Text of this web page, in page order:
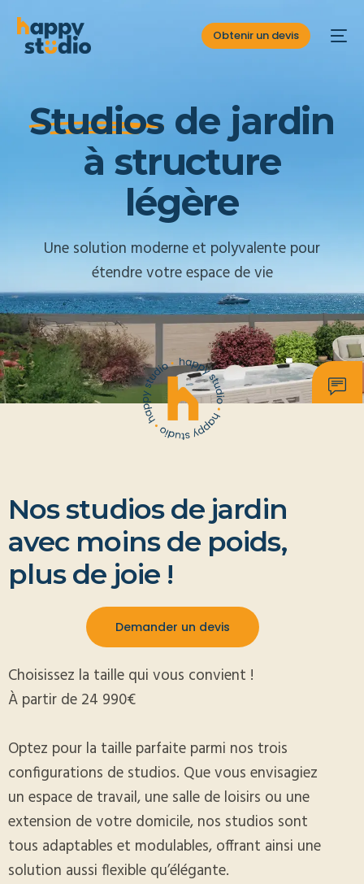
Obtenir un devis
Studios de jardin
à structure
légère
Une solution moderne et polyvalente pour
étendre votre espace de vie
Nos studios de jardin
avec moins de poids,
plus de joie !
Demander un devis
Choisissez la taille qui vous convient !
À partir de 24 990€
Optez pour la taille parfaite parmi nos trois
configurations de studios. Que vous envisagiez
un espace de travail, une salle de loisirs ou une
extension de votre domicile, nos studios sont
tous adaptables et modulables, offrant ainsi une
solution aussi flexible qu’élégante.